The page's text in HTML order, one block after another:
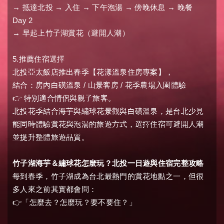
→ 抵達北投 → 入住 → 下午泡湯 → 傍晚休息 → 晚餐
Day 2
→ 早起上竹子湖賞花（避開人潮）
5.推薦住宿選擇
北投亞太飯店推出春季【花漾溫泉住房專案】，
結合： 房內白磺溫泉 / 山景客房/ 花季農場入園體驗
👉 特別適合情侶與親子旅客。
北投花季結合海芋與繡球花景觀與白磺溫泉，是台北少見
能同時體驗賞花與泡湯的旅遊方式，選擇住宿可避開人潮
並提升整體旅遊品質。
竹子湖海芋＆繡球花怎麼玩？北投一日遊與住宿完整攻略
每到春季，竹子湖成為台北最熱門的賞花地點之一，但很
多人來之前其實都會問：
👉 「怎麼去？怎麼玩？要不要住？」